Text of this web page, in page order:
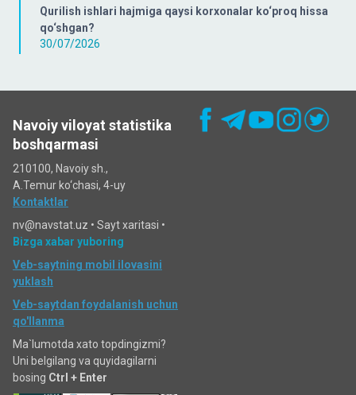
Qurilish ishlari hajmiga qaysi korxonalar ko‘proq hissa
qo‘shgan?
30/07/2026
Navoiy viloyat statistika
boshqarmasi
210100, Navoiy sh.,
A.Temur ko‘chаsi, 4-uy
Kontaktlar
nv@navstat.uz • Sayt xaritasi •
Bizga xabar yuboring
Veb-saytning mobil ilovasini
yuklash
Veb-saytdan foydalanish uchun
qo'llanma
Ma`lumotda xato topdingizmi?
Uni belgilang va quyidagilarni
bosing Ctrl + Enter